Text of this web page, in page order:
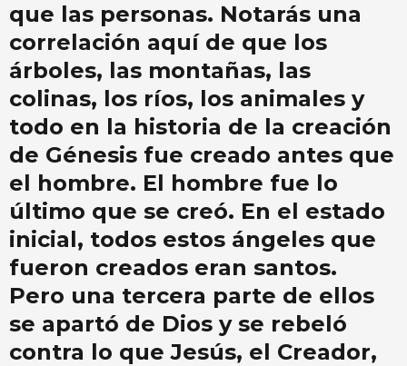
que las personas. Notarás una
correlación aquí de que los
árboles, las montañas, las
colinas, los ríos, los animales y
todo en la historia de la creación
de Génesis fue creado antes que
el hombre. El hombre fue lo
último que se creó. En el estado
inicial, todos estos ángeles que
fueron creados eran santos.
Pero una tercera parte de ellos
se apartó de Dios y se rebeló
contra lo que Jesús, el Creador,